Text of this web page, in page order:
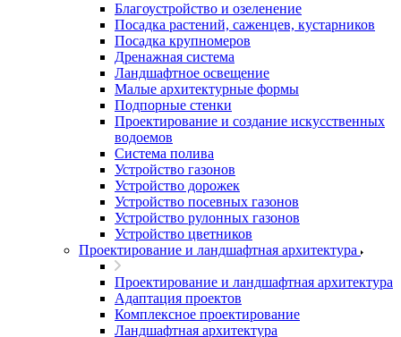
Благоустройство и озеленение
Посадка растений, саженцев, кустарников
Посадка крупномеров
Дренажная система
Ландшафтное освещение
Малые архитектурные формы
Подпорные стенки
Проектирование и создание искусственных
водоемов
Система полива
Устройство газонов
Устройство дорожек
Устройство посевных газонов
Устройство рулонных газонов
Устройство цветников
Проектирование и ландшафтная архитектура
Проектирование и ландшафтная архитектура
Адаптация проектов
Комплексное проектирование
Ландшафтная архитектура